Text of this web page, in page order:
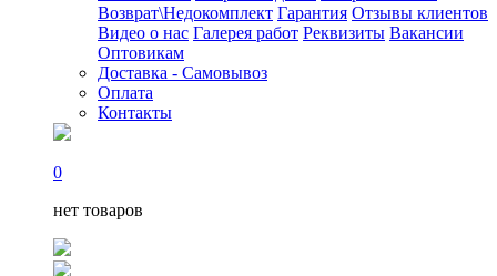
Возврат\Недокомплект Гарантия Отзывы клиентов
Видео о нас Галерея работ Реквизиты Вакансии
Оптовикам
Доставка - Самовывоз
Оплата
Контакты
0
нет товаров